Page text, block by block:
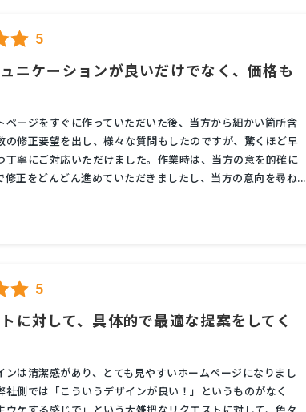
5
ニケーションが良いだけでなく、価格も
ページをすぐに作っていただいた後、当方から細かい箇所含
の修正要望を出し、様々な質問もしたのですが、驚くほど早
丁寧にご対応いただけました。作業時は、当方の意を的確に
修正をどんどん進めていただきましたし、当方の意向を尋ね...
5
に対して、具体的で最適な提案をしてく
ンは清潔感があり、とても見やすいホームページになりまし
社側では「こういうデザインが良い！」というものがなく